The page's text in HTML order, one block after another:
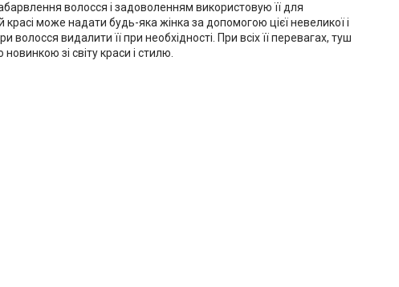
волосся і задоволенням використовую її для
може надати будь-яка жінка за допомогою цієї невеликої і
видалити її при необхідності. При всіх її перевагах, туш
зі світу краси і стилю.